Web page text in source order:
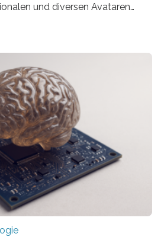
und diversen Avataren
rund 2 Millionen Euro. Dabei
neuartige, KI-gestützte
von Emotionen für realistische
entwickelt innovative und
um lebensechte Avatare zu
wichtig ist uns eine ganzheitliche
Körperbewegung, Gestik
sind…